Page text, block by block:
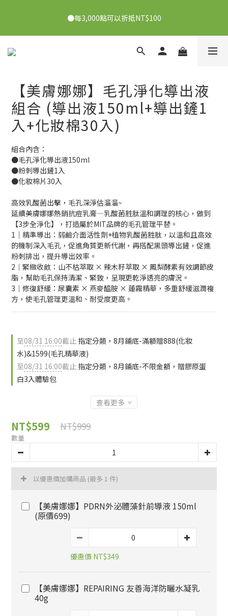
👉點我了解
●每3,000點可以折抵NT$100
●7/2-7/30下單美膚娜娜&曦之麗，滿1,000元抽PDRN精華組！
【美膚娜娜】毛孔淨化導出液
組合 (導出液150ml+導出鏟1
入+化妝棉30入)
組合內含：
●毛孔淨化導出液150ml
●粉刺導出鏟1入
●化妝棉片30入
高效乳酸菌出擊，毛孔深淨估溜溜~
延續美膚娜娜熱銷抗痘乳膏—乳酸菌胜肽溫和調理的核心，做到
【3步全淨化】，打造屬於MIT品牌的毛孔管理平替。
1｜精準導出：弱鹼介面活性劑+植物乳酸菌胜肽，以溫和且高效
的機制深入毛孔，促進角質更新代謝，再搭配黑頭導出鏟，促進
粉刺排出，提升導出效率。
2｜緊緻收斂：山不枯萃取 × 辣木籽萃取 × 鳳梨酵素有效調節皮
脂，幫助毛孔保持清潔、緊致，呈現更乾淨透亮的膚況。
3｜修復舒緩：尿囊素 × 燕麥醯胺 × 蓮霧精華，多重舒緩滋潤複
方，使毛孔管理更溫和、耐受度更高。
至08/31 16:00截止 指定分類，8月鋪底-滿額贈888(化妝
水)&1599(毛孔精華液)
至08/31 16:00截止 指定分類，8月鋪底-不限金額，贈膠原蛋
白3入體驗包
查看更多
NT$599 NT$999
數量
以優惠價加購商品 (最多 1 件)
【美膚娜娜】PDRN外泌體藻針前導液 150ml
(原價699)
優惠價 NT$349
【美膚娜娜】REPAIRING 友善海洋防曬水凝乳
40g